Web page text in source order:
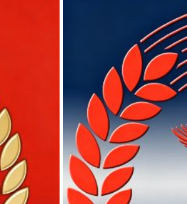
车款头像
老鹰头像
爱国头像
老板头像
狼的头像